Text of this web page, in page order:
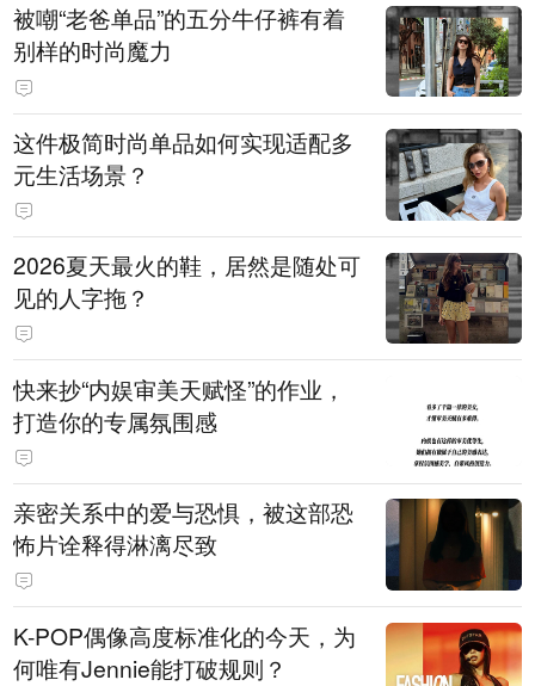
被嘲“老爸单品”的五分牛仔裤有着
别样的时尚魔力
这件极简时尚单品如何实现适配多
元生活场景？
2026夏天最火的鞋，居然是随处可
见的人字拖？
快来抄“内娱审美天赋怪”的作业，
打造你的专属氛围感
亲密关系中的爱与恐惧，被这部恐
怖片诠释得淋漓尽致
K-POP偶像高度标准化的今天，为
何唯有Jennie能打破规则？